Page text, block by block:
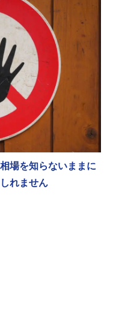
場を知らないままに
れません